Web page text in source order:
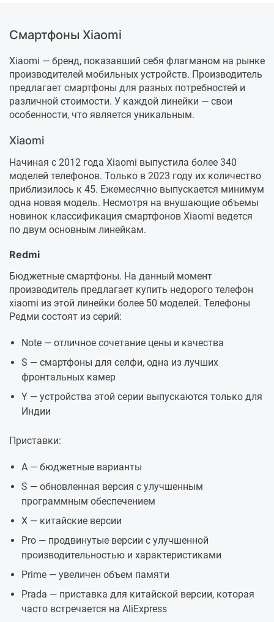
Смартфоны Xiaomi
Xiaomi — бренд, показавший себя флагманом на рынке
производителей мобильных устройств. Производитель
предлагает смартфоны для разных потребностей и
различной стоимости. У каждой линейки — свои
особенности, что является уникальным.
Xiaomi
Начиная с 2012 года Xiaomi выпустила более 340
моделей телефонов. Только в 2023 году их количество
приблизилось к 45. Ежемесячно выпускается минимум
одна новая модель. Несмотря на внушающие объемы
новинок классификация смартфонов Xiaomi ведется
по двум основным линейкам.
Redmi
Бюджетные смартфоны. На данный момент
производитель предлагает купить недорого телефон
xiaomi из этой линейки более 50 моделей. Телефоны
Редми состоят из серий:
Note — отличное сочетание цены и качества
S — смартфоны для селфи, одна из лучших
фронтальных камер
Y — устройства этой серии выпускаются только для
Индии
Приставки:
A — бюджетные варианты
S — обновленная версия с улучшенным
программным обеспечением
X — китайские версии
Pro — продвинутые версии с улучшенной
производительностью и характеристиками
Prime — увеличен объем памяти
Prada — приставка для китайской версии, которая
часто встречается на AliExpress